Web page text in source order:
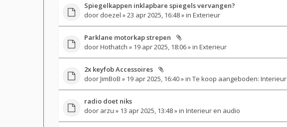
Spiegelkappen inklapbare spiegels vervangen?
door doezel » 23 apr 2025, 16:48 » in Exterieur
Parklane motorkap strepen
doorHothatch » 19 apr 2025, 18:06 » in Exterieur
2x keyfob Accessoires
doorJimBoB » 19 apr 2025, 16:40 » in Te koop aangeboden: Interieur
radio doet niks
door arzu » 13 apr 2025, 13:48 » in Interieur en audio